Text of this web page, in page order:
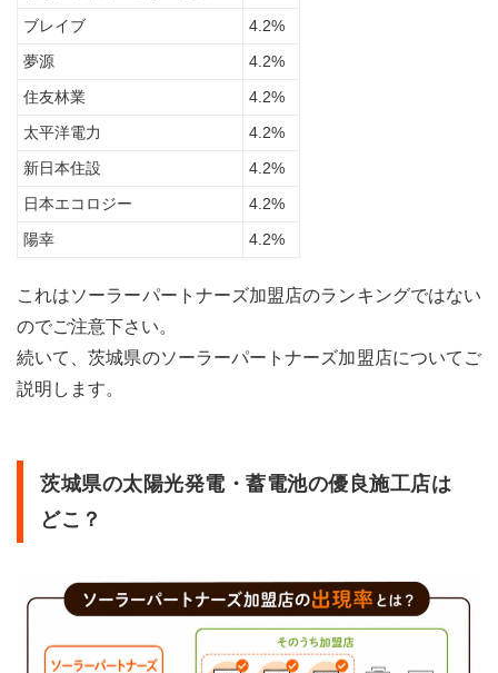
茨城
県の
光発
蓄電
池設
置す
ると
ポイ
4
まと
茨城
県の
蓄電
池業
者の
ブレイブ
4.2%
夢源
4.2%
住友林業
4.2%
太平洋電力
4.2%
新日本住設
4.2%
日本エコロジー
4.2%
陽幸
4.2%
これはソーラーパートナーズ加盟店のランキングではない
のでご注意下さい。
続いて、茨城県のソーラーパートナーズ加盟店についてご
説明します。
茨城県の太陽光発電・蓄電池の優良施工店は
どこ？